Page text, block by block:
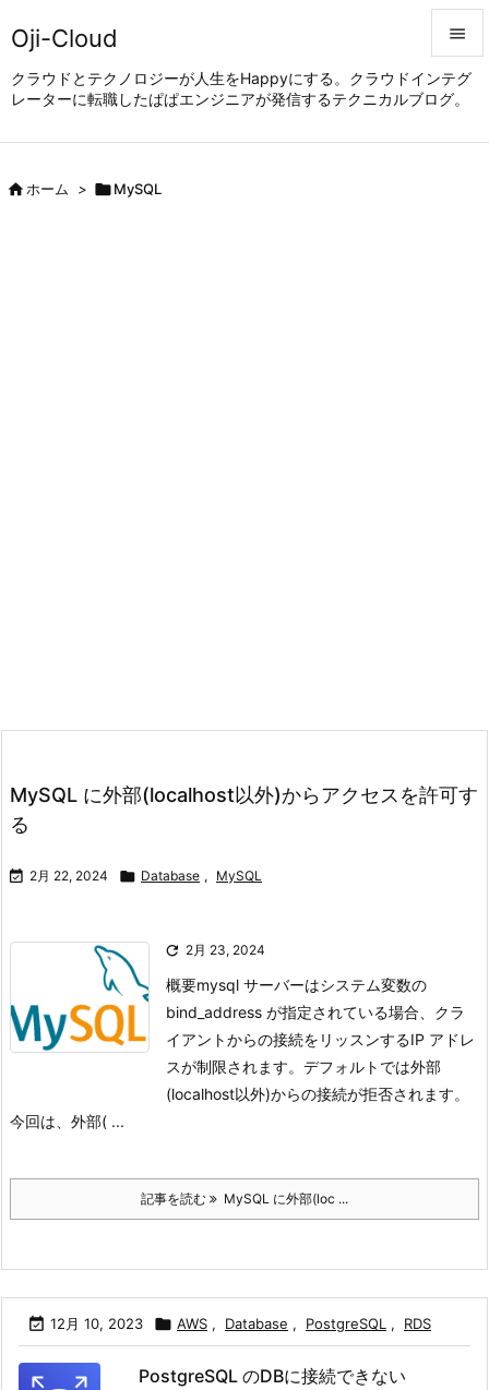
Oji-Cloud
クラウドとテクノロジーが人生をHappyにする。クラウドインテグ
レーターに転職したぱぱエンジニアが発信するテクニカルブログ。


メニュ
ホーム > MySQL
MySQL に外部(localhost以外)からアクセスを許可す
る
 2月 22, 2024  Database , MySQL
 2月 23, 2024
概要mysql サーバーはシステム変数の
bind_address が指定されている場合、クラ
イアントからの接続をリッスンするIP アドレ
スが制限されます。デフォルトでは外部
(localhost以外)からの接続が拒否されます。
今回は、外部( ...
記事を読む MySQL に外部(loc ...
 12月 10, 2023  AWS , Database , PostgreSQL , RDS
PostgreSQL のDBに接続できない